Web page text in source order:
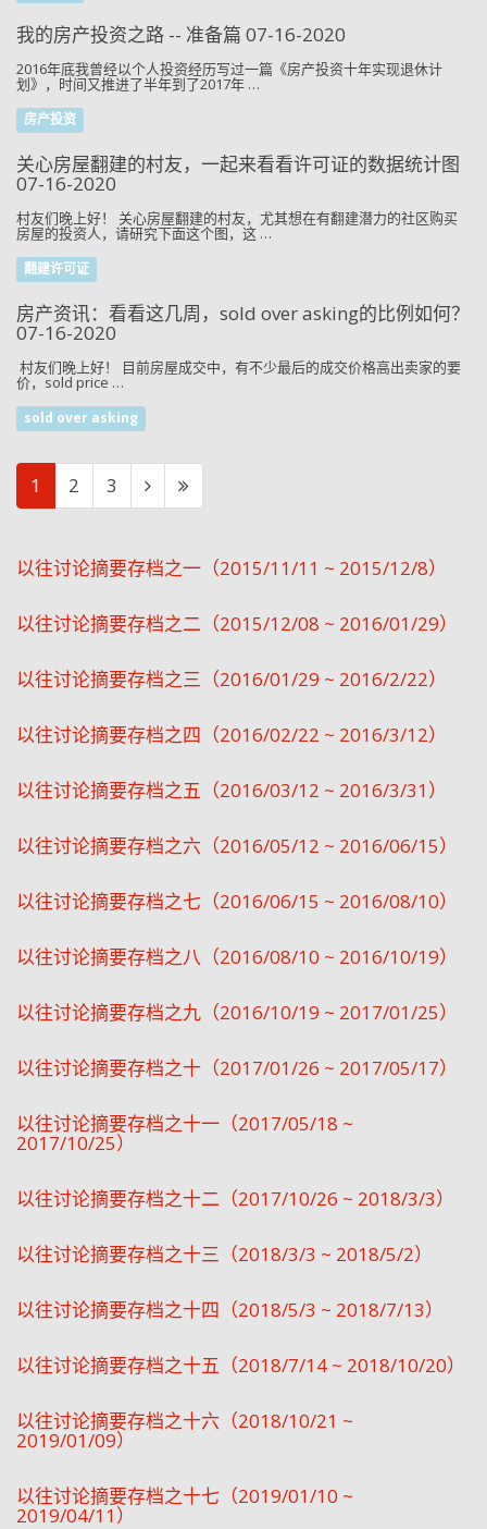
我的房产投资之路 -- 准备篇 07-16-2020
2016年底我曾经以个人投资经历写过一篇《房产投资十年实现退休计
划》，时间又推进了半年到了2017年 …
房产投资
关心房屋翻建的村友，一起来看看许可证的数据统计图
07-16-2020
村友们晚上好！ 关心房屋翻建的村友，尤其想在有翻建潜力的社区购买
房屋的投资人，请研究下面这个图，这 …
翻建许可证
房产资讯：看看这几周，sold over asking的比例如何？
07-16-2020
村友们晚上好！ 目前房屋成交中，有不少最后的成交价格高出卖家的要
价，sold price …
sold over asking
1 2 3
以往讨论摘要存档之一（2015/11/11 ~ 2015/12/8）
以往讨论摘要存档之二（2015/12/08 ~ 2016/01/29）
以往讨论摘要存档之三（2016/01/29 ~ 2016/2/22）
以往讨论摘要存档之四（2016/02/22 ~ 2016/3/12）
以往讨论摘要存档之五（2016/03/12 ~ 2016/3/31）
以往讨论摘要存档之六（2016/05/12 ~ 2016/06/15）
以往讨论摘要存档之七（2016/06/15 ~ 2016/08/10）
以往讨论摘要存档之八（2016/08/10 ~ 2016/10/19）
以往讨论摘要存档之九（2016/10/19 ~ 2017/01/25）
以往讨论摘要存档之十（2017/01/26 ~ 2017/05/17）
以往讨论摘要存档之十一（2017/05/18 ~
2017/10/25）
以往讨论摘要存档之十二（2017/10/26 ~ 2018/3/3）
以往讨论摘要存档之十三（2018/3/3 ~ 2018/5/2）
以往讨论摘要存档之十四（2018/5/3 ~ 2018/7/13）
以往讨论摘要存档之十五（2018/7/14 ~ 2018/10/20）
以往讨论摘要存档之十六（2018/10/21 ~
2019/01/09）
以往讨论摘要存档之十七（2019/01/10 ~
2019/04/11）